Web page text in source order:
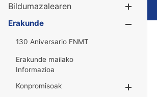
Bildumazalearen
Erakunde
130 Aniversario FNMT
Erakunde mailako
Informazioa
Konpromisoak